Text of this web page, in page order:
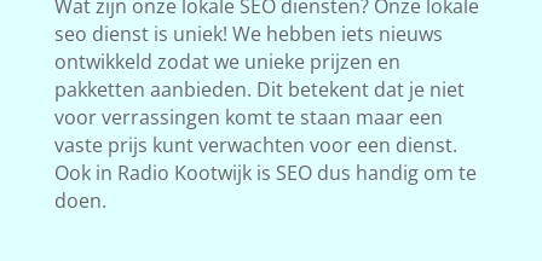
Wat zijn onze lokale SEO diensten? Onze lokale
seo dienst is uniek! We hebben iets nieuws
ontwikkeld zodat we unieke prijzen en
pakketten aanbieden. Dit betekent dat je niet
voor verrassingen komt te staan maar een
vaste prijs kunt verwachten voor een dienst.
Ook in Radio Kootwijk is SEO dus handig om te
doen.